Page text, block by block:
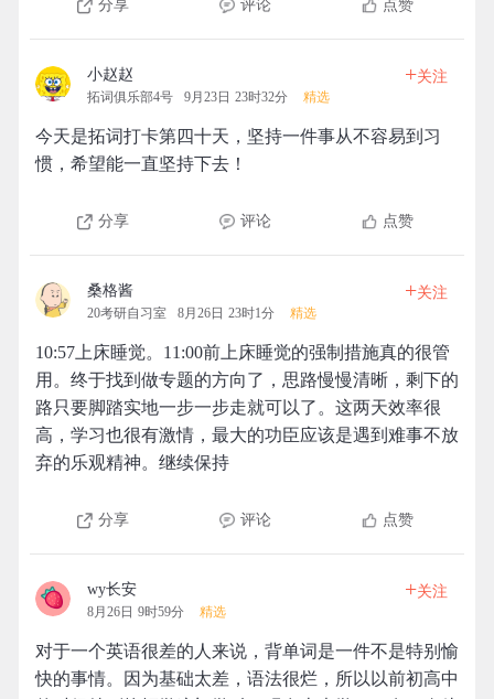
分享 评论 点赞
小赵赵
拓词俱乐部4号 9月23日 23时32分 精选
+关注
今天是拓词打卡第四十天，坚持一件事从不容易到习
惯，希望能一直坚持下去！
分享 评论 点赞
桑格酱
20考研自习室 8月26日 23时1分 精选
+关注
10:57上床睡觉。11:00前上床睡觉的强制措施真的很管
用。终于找到做专题的方向了，思路慢慢清晰，剩下的
路只要脚踏实地一步一步走就可以了。这两天效率很
高，学习也很有激情，最大的功臣应该是遇到难事不放
弃的乐观精神。继续保持
分享 评论 点赞
wy长安
8月26日 9时59分 精选
+关注
对于一个英语很差的人来说，背单词是一件不是特别愉
快的事情。因为基础太差，语法很烂，所以以前初高中